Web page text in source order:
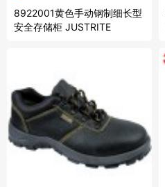
8922001黄色手动钢制细长型
安全存储柜 JUSTRITE